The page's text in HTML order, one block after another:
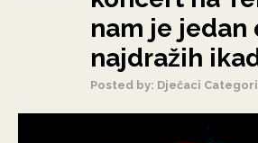
nam je jedan
najdražih
Posted by: Dječaci